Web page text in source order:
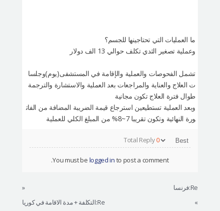
ما العمليات التي تحتاجينها للجسم؟
وعملية تصغير الثدي تكلف حوالي 13 الف دولار
تشمل الفحوصات والعملية والإقامة في المستشفى(يوم)وجلسا
ت العلاج والعناية والمراجعات بعد العملية والاستشارة والترجمة
طوال فترة العلاج تكون مجانية
وبعد العملية تستطيعين استرجاع قيمة الضريبة المضافة من الفات
ورة النهائية وتكون تقريبا 7~8% من المبلغ الكلي للعملية
Total Reply0
You must be logged in to post a comment.
«
Re:فرنسا
Re:التكلفة + مدة الاقامة في كوريا
»